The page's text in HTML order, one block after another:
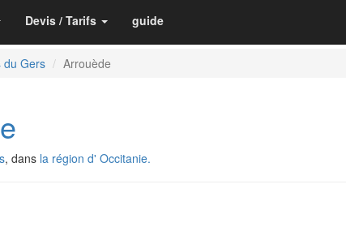
Devis / Tarifs guide
du Gers Arrouède
, dans la région d' Occitanie.